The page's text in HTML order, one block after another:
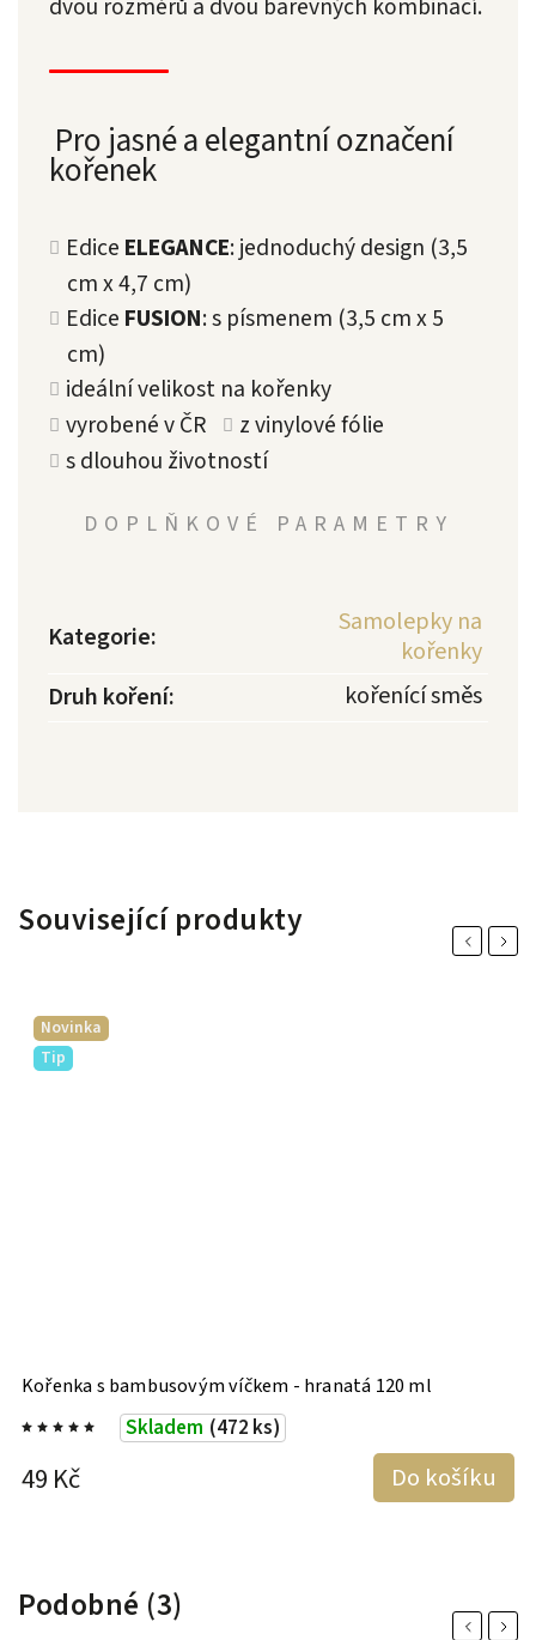
dvou rozměrů a dvou barevných kombinací.
Pro jasné a elegantní označení
kořenek
Edice ELEGANCE: jednoduchý design (3,5
cm x 4,7 cm)
Edice FUSION: s písmenem (3,5 cm x 5
cm)
ideální velikost na kořenky
vyrobené v ČR
z vinylové fólie
s dlouhou životností
DOPLŇKOVÉ PARAMETRY
Kategorie:
Samolepky na
kořenky
Druh koření: kořenící směs
Související produkty Previous
Novinka
Tip
Kořenka s bambusovým víčkem - hranatá 120 ml
Skladem (472 ks)
49 Kč Do košíku
Next
Podobné (3) PreviousNext